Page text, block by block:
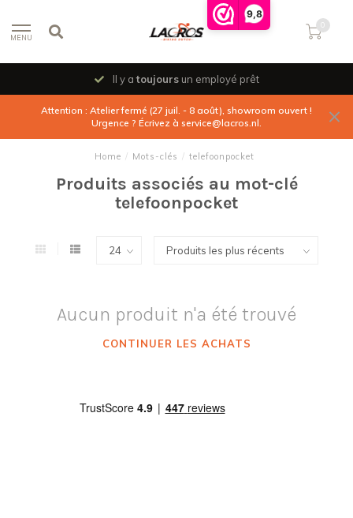
9,8
MENU
0
Il y atoujoursun employé prêt
Attention : Atelier fermé (27 juil. - 8 août), showroom ouvert !
Urgence ? Écrivez à service@lacros.nl.
Home / Mots-clés / telefoonpocket
Produits associés au mot-clé
telefoonpocket
Aucun produit n'a été trouvé
CONTINUER LES ACHATS